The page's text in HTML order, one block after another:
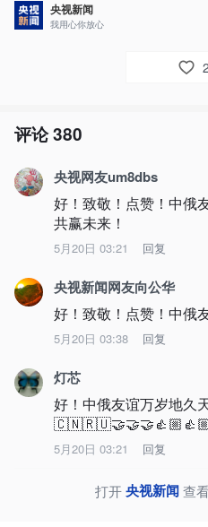
央视新闻
我用心你放心
评论380
央视网友um8dbs
好！致敬！点赞！中俄
共赢未来！
5月20日 03:21 回复
央视新闻网友向公华
好！致敬！点赞！中俄
5月20日 03:38 回复
灯芯
好！中俄友谊万岁地久
5月20日 03:21 回复
打开央视新闻查